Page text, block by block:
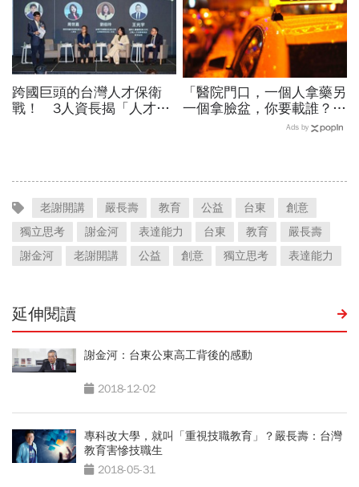
跨國巨頭的台灣人才保衛
戰！ 3人資長揭「人才永
「醫院門口，一個人拿藥另
一個拿臉盆，你要載誰？」
一個計程車司機給我們上了
Ads by
老謝開講 嚴長壽 教育 公益 台東
創意
獨立思考
謝金河 表達能力 台東 教育
嚴長壽
謝金河
老謝開講 公益 創意 獨立思考 表達能力
延伸閱讀
謝金河：台東公東高工背後的感動
2018-12-02
專科改大學，就叫「重視技職教育」？嚴長壽：台灣
教育害慘技職生
2018-05-31